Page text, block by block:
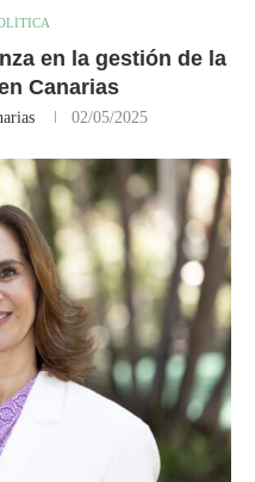
en la gestión de la
Canarias
02/05/2025